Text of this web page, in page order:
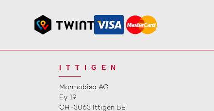
ITTIGEN
Marmobisa AG
Ey 19
CH-3063 Ittigen BE